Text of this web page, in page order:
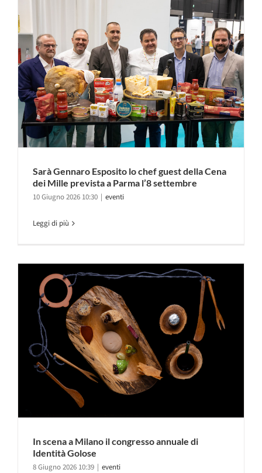
Sarà Gennaro Esposito lo chef guest della Cena
dei Mille prevista a Parma l’8 settembre
10 Giugno 2026 10:30 | eventi
Leggi di più
In scena a Milano il congresso annuale di
Identità Golose
8 Giugno 2026 10:39 | eventi